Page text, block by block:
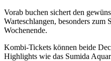
Vorab buchen sichert den
Warteschlangen, besonders zum
Wochenende.
Kombi‑Tickets können beide
Highlights wie das Sumida